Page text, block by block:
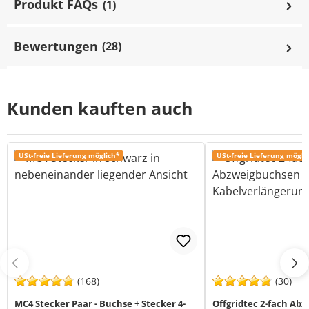
Produkt FAQs (1)
Bewertungen (28)
Kunden kauften auch
USt-freie Lieferung möglich*
(168)
MC4 Stecker Paar - Buchse + Stecker 4-
USt-freie Lieferung
(30)
Offgridtec 2-fach